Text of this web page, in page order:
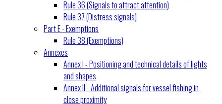
Rule 36 (Signals to attract attention)
Rule 37 (Distress signals)
Part E - Exemptions
Rule 38 (Exemptions)
Annexes
Annex I - Positioning and technical details of lights
and shapes
Annex II - Additional signals for vessel fishing in
close proximity